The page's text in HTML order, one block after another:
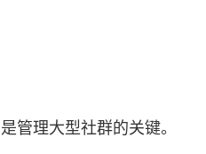
管理大型社群的关键。